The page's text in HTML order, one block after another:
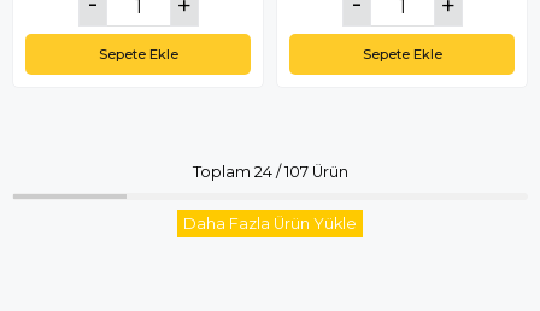
Sepete Ekle Sepete Ekle
Toplam 24/ 107Ürün
Daha Fazla Ürün Yükle